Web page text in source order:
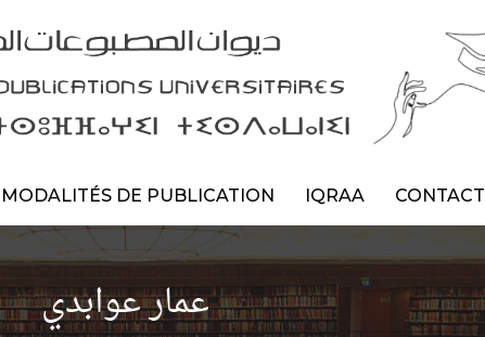
MODALITÉS DE PUBLICATION IQRAA CONTACT
عمار عوابدي